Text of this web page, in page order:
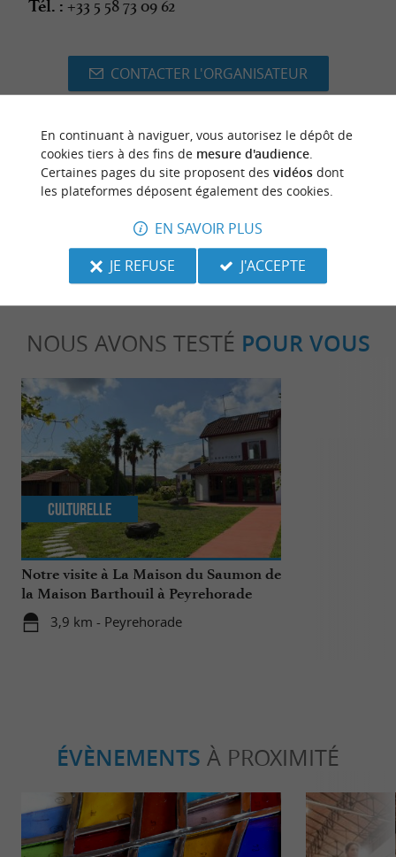
Tél. :
CONTACTER L'ORGANISATEUR
dernière mise à jour :14/06/2026 à 02:23:36
NOUS AVONS TESTÉ POUR VOUS
Notre visite à La Maison du Saumon de
la Maison Barthouil à Peyrehorade
3,9 km - Peyrehorade
Culturelle
ÉVÈNEMENTS À PROXIMITÉ
En continuant à naviguer, vous autorisez le dépôt de
cookies tiers à des fins de mesure d'audience.
Certaines pages du site proposent des vidéosdont
les plateformes déposent également des cookies.
EN SAVOIR PLUS
JE REFUSE
J'ACCEPTE